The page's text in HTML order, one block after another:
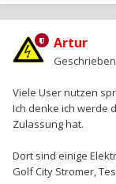
Artur
Geschrieben
Viele User nutzen
Ich denke ich werde
Zulassung hat.
Dort sind einige
Golf City Stromer,